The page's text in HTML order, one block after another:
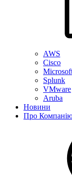
AWS
Cisco
Splunk
VMware
Aruba
Новини
Про